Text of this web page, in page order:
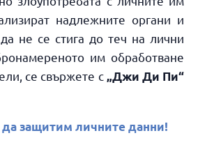
надлежните органи и
не се стига до теч на лични
им обработване
се свържете с „Джи Ди Пи“
да защитим личните данни!